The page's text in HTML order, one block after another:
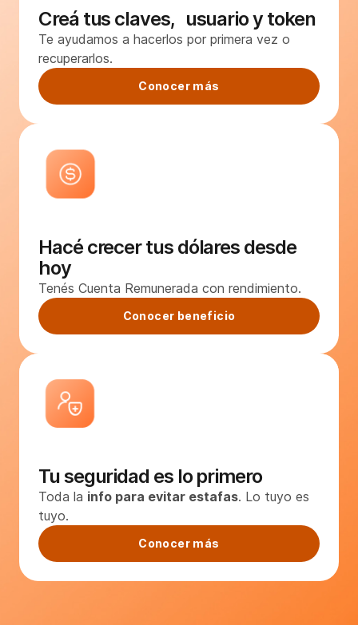
Creá tus claves, usuario y token
Te ayudamos a hacerlos por primera vez o
recuperarlos.
Conocer más
Hacé crecer tus dólares desde
hoy
Tenés Cuenta Remunerada con rendimiento.
Conocer beneficio
Tu seguridad es lo primero
Toda la info para evitar estafas. Lo tuyo es
tuyo.
Conocer más